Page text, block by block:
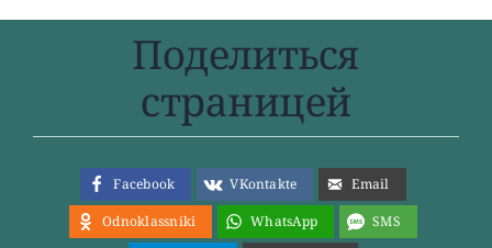
Поделиться
страницей
Facebook VKontakte
Email
Odnoklassniki
WhatsApp
SMS